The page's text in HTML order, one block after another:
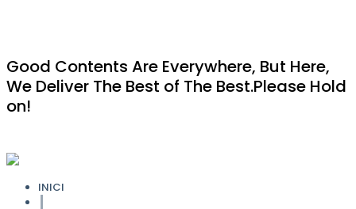
Good Contents Are Everywhere, But Here,
We Deliver The Best of The Best.Please Hold
on!
INICI